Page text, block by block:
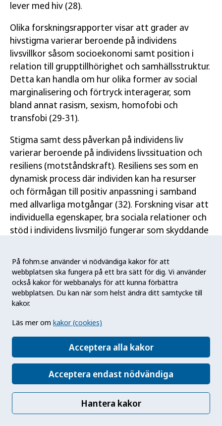
lever med hiv (28).
Olika forskningsrapporter visar att grader av
hivstigma varierar beroende på individens
livsvillkor såsom socioekonomi samt position i
relation till grupptillhörighet och samhällsstruktur.
Detta kan handla om hur olika former av social
marginalisering och förtryck interagerar, som
bland annat rasism, sexism, homofobi och
transfobi (29-31).
Stigma samt dess påverkan på individens liv
varierar beroende på individens livssituation och
resiliens (motståndskraft). Resiliens ses som en
dynamisk process där individen kan ha resurser
och förmågan till positiv anpassning i samband
med allvarliga motgångar (32). Forskning visar att
individuella egenskaper, bra sociala relationer och
stöd i individens livsmiljö fungerar som skyddande
Homo-, bi- och transfobi
Homo-, bi- och transfobi definieras som irrationell
rädsla samt negativa attityder och känslor mot
homosexuella kvinnor och män, bisexuella eller
transpersoner (34). Homo-, bi- och transfobi kan
existera på såväl privata som offentliga arenor
och visar sig på olika sätt genom diskriminering,
exkludering, förföljelse och, inte minst, verbalt,
fysiskt eller psykiskt våld (35).
En begränsning med begreppet homofobi kan
På fohm.se använder vi nödvändiga kakor för att
webbplatsen ska fungera på ett bra sätt för dig. Vi använder
också kakor för webbanalys för att kunna förbättra
webbplatsen. Du kan när som helst ändra ditt samtycke till
kakor.
Läs mer om kakor (cookies)
Acceptera alla kakor
Acceptera endast nödvändiga
Hantera kakor